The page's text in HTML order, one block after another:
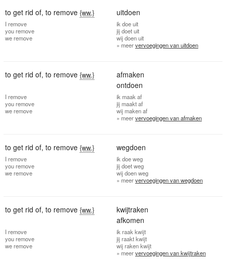
to get rid of, to remove {ww.} uitdoen
I remove
youremove
weremove
ik doe uit
jijdoet uit
wijdoen uit
» meervervoegingen van uitdoen
to get rid of, to remove {ww.}
afmaken
ontdoen
I remove
youremove
weremove
ik maak af
jijmaakt af
wijmaken af
» meervervoegingen van afmaken
to get rid of, to remove {ww.} wegdoen
I remove
youremove
weremove
ik doe weg
jijdoet weg
wijdoen weg
» meervervoegingen van wegdoen
to get rid of, to remove {ww.}
kwijtraken
afkomen
I remove
youremove
weremove
ik raak kwijt
jijraakt kwijt
wijraken kwijt
» meervervoegingen van kwijtraken